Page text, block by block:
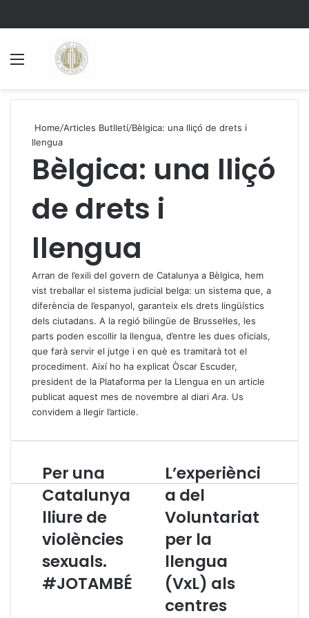
Home/Articles Butlletí/Bèlgica: una lliçó de drets i
llengua
Bèlgica: una lliçó
de drets i
llengua
Arran de l’exili del govern de Catalunya a Bèlgica, hem
vist treballar el sistema judicial belga: un sistema que, a
diferència de l’espanyol, garanteix els drets lingüístics
dels ciutadans. A la regió bilingüe de Brussel·les, les
parts poden escollir la llengua, d’entre les dues oficials,
que farà servir el jutge i en què es tramitarà tot el
procediment. Així ho ha explicat Òscar Escuder,
president de la Plataforma per la Llengua en un article
publicat aquest mes de novembre al diari Ara. Us
convidem a llegir l’article.
P
e
r
u
a
C
a
t
Per una
Catalunya
lliure de
violències
sexuals.
#JOTAMBÉ
L
’
e
x
e
r
i
è
c
L’experiènci
a del
Voluntariat
per la
llengua
(VxL) als
centres